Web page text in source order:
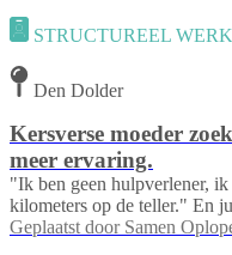
STRUCTUREEL
Den Dolder
Kersverse moeder
meer ervaring.
"Ik ben geen hulpverlener,
kilometers op de teller." En
Geplaatst door Samen